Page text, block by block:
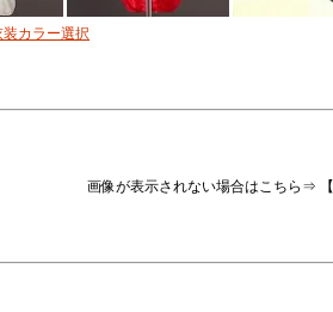
画像が表示されない場合はこちら⇒ 【